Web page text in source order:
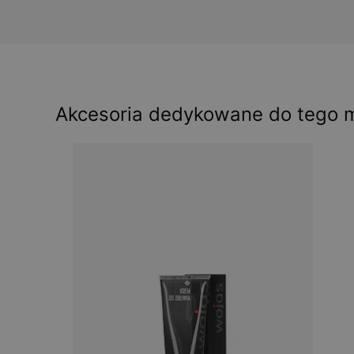
Akcesoria dedykowane do tego